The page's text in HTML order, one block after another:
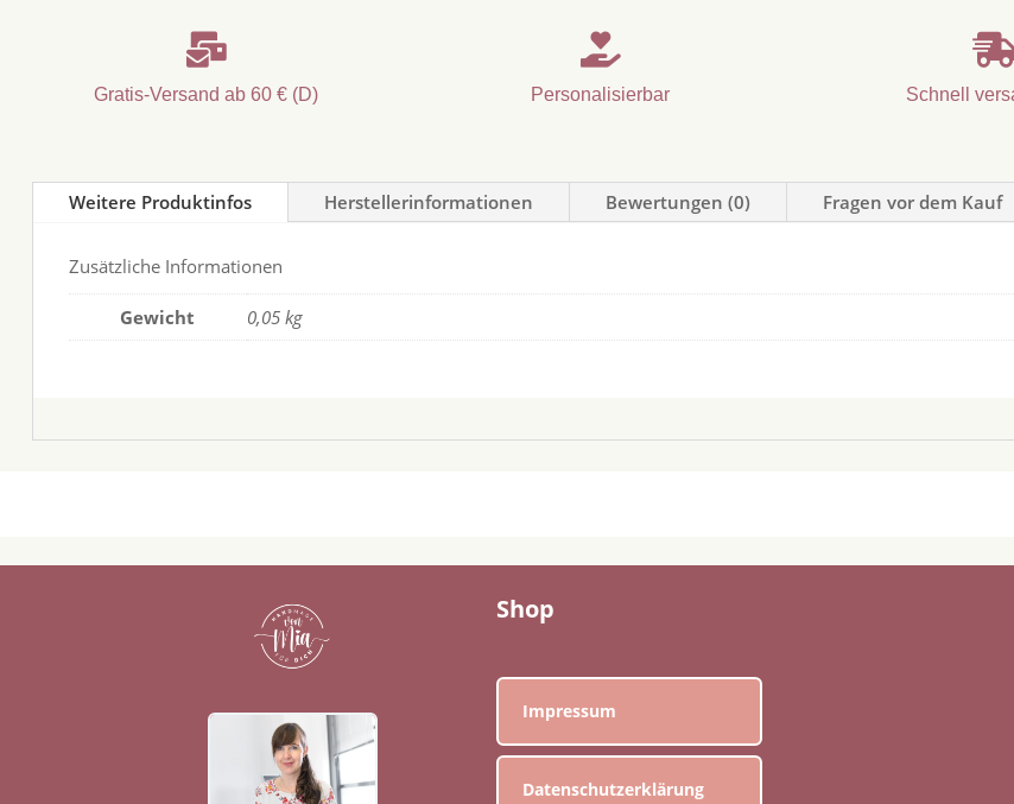

Gratis-Versand ab 60 € (D)

Personalisierbar Schnell
Weitere Produktinfos Herstellerinformationen Bewertungen (0) Fragen vor dem Kauf
Zusätzliche Informationen
Gewicht 0,05 kg
Shop
Impressum
Datenschutzerklärung